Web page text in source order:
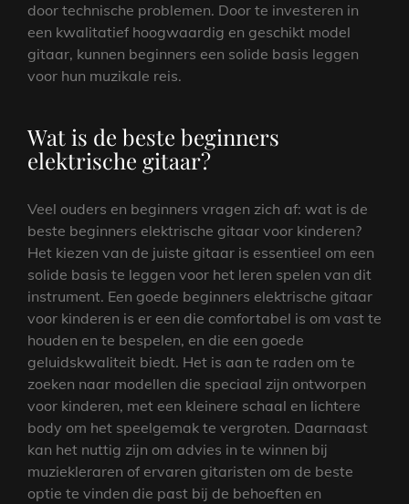
door technische problemen. Door te investeren in
een kwalitatief hoogwaardig en geschikt model
gitaar, kunnen beginners een solide basis leggen
voor hun muzikale reis.
Wat is de beste beginners
elektrische gitaar?
Veel ouders en beginners vragen zich af: wat is de
beste beginners elektrische gitaar voor kinderen?
Het kiezen van de juiste gitaar is essentieel om een
solide basis te leggen voor het leren spelen van dit
instrument. Een goede beginners elektrische gitaar
voor kinderen is er een die comfortabel is om vast te
houden en te bespelen, en die een goede
geluidskwaliteit biedt. Het is aan te raden om te
zoeken naar modellen die speciaal zijn ontworpen
voor kinderen, met een kleinere schaal en lichtere
body om het speelgemak te vergroten. Daarnaast
kan het nuttig zijn om advies in te winnen bij
muziekleraren of ervaren gitaristen om de beste
optie te vinden die past bij de behoeften en